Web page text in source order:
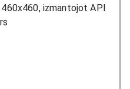
izmantojot API